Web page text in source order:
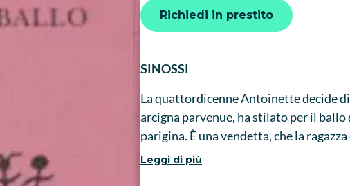
Richiedi in prestito
SINOSSI
La quattordicenne Antoinette decide
arcigna parvenue, ha stilato per il
parigina. È una vendetta, che la
scrittura scarna ed essenziale,
Leggi di più